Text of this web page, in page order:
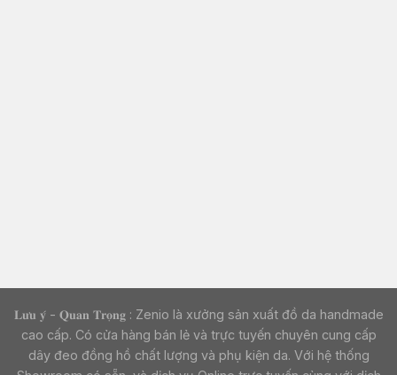
𝐋𝐮̛𝐮 𝐲́ - 𝐐𝐮𝐚𝐧 𝐓𝐫𝐨̣𝐧𝐠 : Zenio là xưởng sản xuất đồ da handmade
cao cấp. Có cửa hàng bán lẻ và trực tuyến chuyên cung cấp
dây đeo đồng hồ chất lượng và phụ kiện da. Với hệ thống